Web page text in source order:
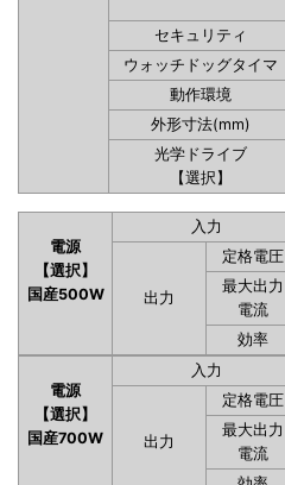
セキュリティ
ウォッチドッグタイマ
動作環境
外形寸法(mm)
光学ドライブ
【選択】
電源
【選択】
国産500W
入力
出力
定格電圧
最大出力
電流
効率
電源
【選択】
国産700W
入力
出力
定格電圧
最大出力
電流